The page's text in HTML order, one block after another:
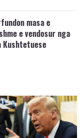
masa e
e vendosur nga
Kushtetuese